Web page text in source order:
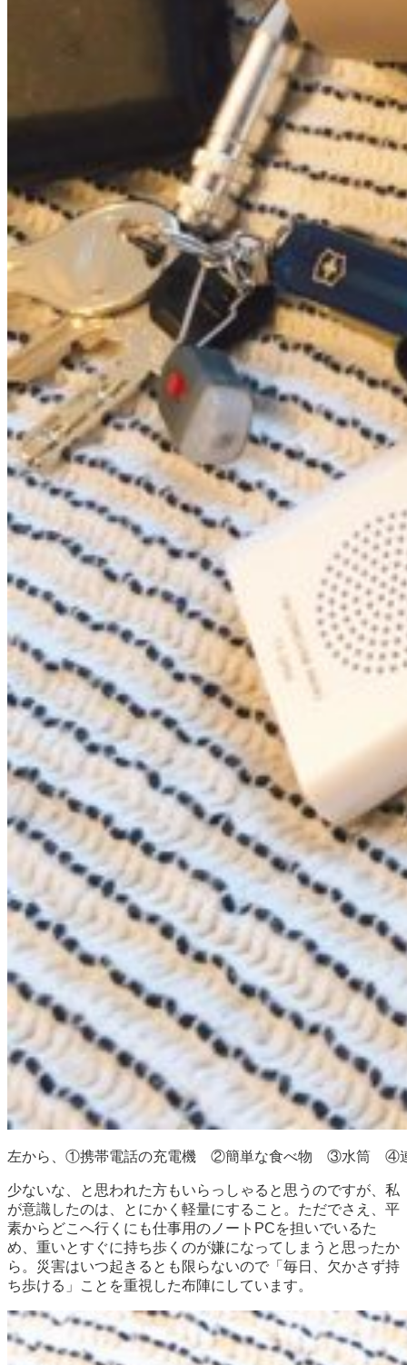
左から、①携帯電話の充電機 ②簡単な食べ物 ③水筒
少ないな、と思われた方もいらっしゃると思うのですが、私
が意識したのは、とにかく軽量にすること。ただでさえ、平
素からどこへ行くにも仕事用のノートPCを担いでいるた
め、重いとすぐに持ち歩くのが嫌になってしまうと思ったか
ら。災害はいつ起きるとも限らないので「毎日、欠かさず持
ち歩ける」ことを重視した布陣にしています。